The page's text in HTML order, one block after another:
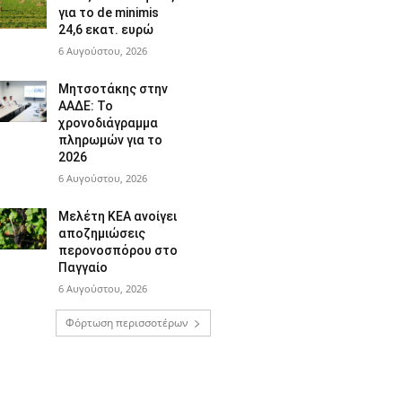
για το de minimis
24,6 εκατ. ευρώ
6 Αυγούστου, 2026
Μητσοτάκης στην
ΑΑΔΕ: Το
χρονοδιάγραμμα
πληρωμών για το
2026
6 Αυγούστου, 2026
Μελέτη ΚΕΑ ανοίγει
αποζημιώσεις
περονοσπόρου στο
Παγγαίο
6 Αυγούστου, 2026
Φόρτωση περισσοτέρων